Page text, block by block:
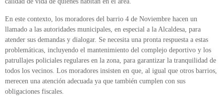
En este contexto, los moradores del barrio 4 de Noviembre hacen un
llamado a las autoridades municipales, en especial a la Alcaldesa, para
atender sus demandas y dialogar. Se necesita una pronta respuesta a estas
problemáticas, incluyendo el mantenimiento del complejo deportivo y los
patrullajes policiales regulares en la zona, para garantizar la tranquilidad de
todos los vecinos. Los moradores insisten en que, al igual que otros barrios,
merecen una atención adecuada ya que también cumplen con sus
obligaciones fiscales.